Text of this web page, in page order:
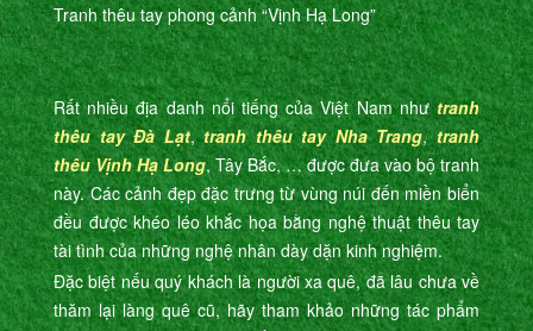
Tranh thêu tay phong cảnh “Vịnh Hạ Long”
Rất nhiều địa danh nổi tiếng của Việt Nam nhưtranh
thêu tay Đà Lạt,tranh thêu tay Nha Trang,tranh
thêu Vịnh Hạ Long, Tây Bắc, … được đưa vào bộ tranh
này. Các cảnh đẹp đặc trưng từ vùng núi đến miền biển
đều được khéo léo khắc họa bằng nghệ thuật thêu tay
tài tình của những nghệ nhân dày dặn kinh nghiệm.
Đặc biệt nếu quý khách là người xa quê, đã lâu chưa về
thăm lại làng quê cũ, hãy tham khảo những tác phẩm